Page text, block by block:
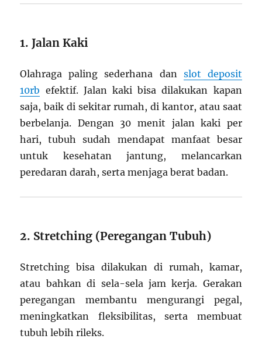
1. Jalan Kaki
Olahraga paling sederhana dan slot deposit
10rb efektif. Jalan kaki bisa dilakukan kapan
saja, baik di sekitar rumah, di kantor, atau saat
berbelanja. Dengan 30 menit jalan kaki per
hari, tubuh sudah mendapat manfaat besar
untuk kesehatan jantung, melancarkan
peredaran darah, serta menjaga berat badan.
2. Stretching (Peregangan Tubuh)
Stretching bisa dilakukan di rumah, kamar,
atau bahkan di sela-sela jam kerja. Gerakan
peregangan membantu mengurangi pegal,
meningkatkan fleksibilitas, serta membuat
tubuh lebih rileks.